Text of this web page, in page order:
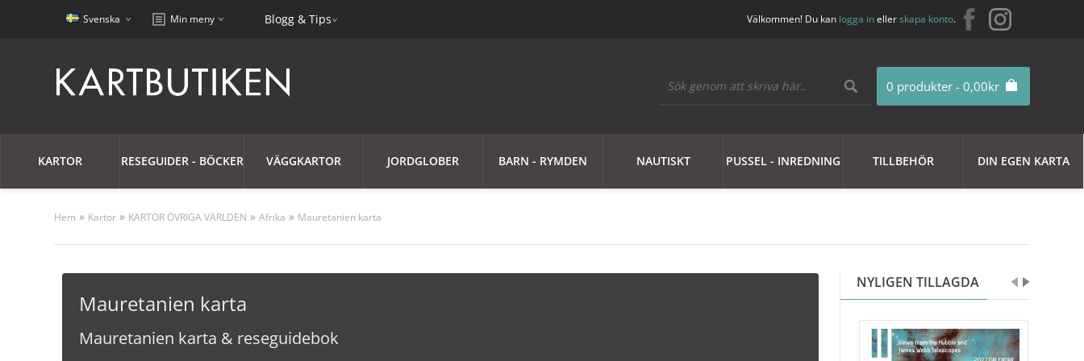
Svenska Min meny Blogg & Tips Välkommen! Du kan logga inellerskapa konto.
0 produkter - 0,00kr
KARTOR RESEGUIDER - BÖCKER VÄGGKARTOR JORDGLOBER BARN - RYMDEN NAUTISKT PUSSEL - INREDNING TILLBEHÖR DIN EGEN KARTA
Hem » Kartor » KARTOR ÖVRIGA VÄRLDEN »Afrika » Mauretanien karta
NYLIGEN TILLAGDA
Mauretanien karta
Mauretanien karta & reseguidebok